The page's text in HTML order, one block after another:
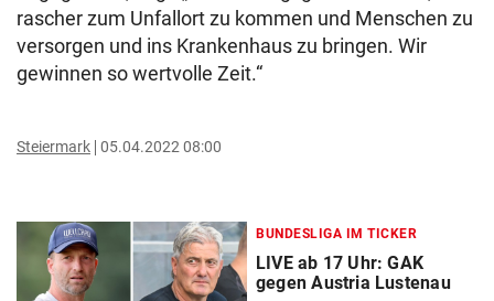
rascher zum Unfallort zu kommen und Menschen zu
versorgen und ins Krankenhaus zu bringen. Wir
gewinnen so wertvolle Zeit.“
Steiermark 05.04.2022 08:00
BUNDESLIGA IM TICKER
LIVE ab 17 Uhr: GAK
gegen Austria Lustenau